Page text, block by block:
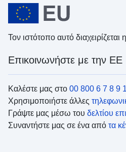
Τον ιστότοπο αυτό διαχειρίζεται η
Επικοινωνήστε με την ΕΕ
Καλέστε μας στο 00 800 6 7 8 9
Χρησιμοποιήστε άλλες
Γράψτε μας μέσω του δελτίου
Συναντήστε μας σε ένα από τα